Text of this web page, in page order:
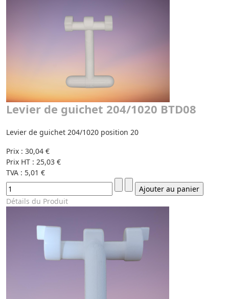
Levier de guichet 204/1020 BTD08
Levier de guichet 204/1020 position 20
Prix : 30,04 €
Prix HT : 25,03 €
TVA : 5,01 €
Détails du Produit